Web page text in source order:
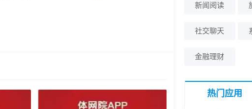
新闻阅读
社交聊天
金融理财
热门应用